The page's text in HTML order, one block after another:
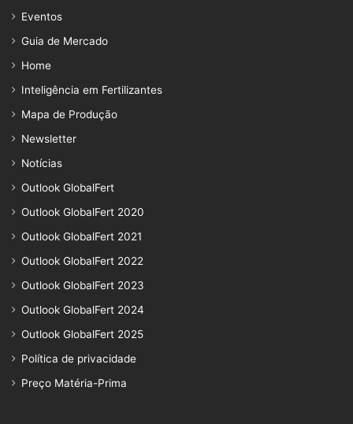
Eventos
Guia de Mercado
Home
Inteligência em Fertilizantes
Mapa de Produção
Newsletter
Notícias
Outlook GlobalFert
Outlook GlobalFert 2020
Outlook GlobalFert 2021
Outlook GlobalFert 2022
Outlook GlobalFert 2023
Outlook GlobalFert 2024
Outlook GlobalFert 2025
Política de privacidade
Preço Matéria-Prima